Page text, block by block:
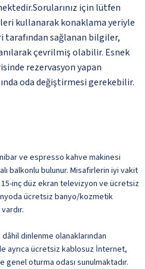
için lütfen
kullanarak konaklama yeriyle
sağlanan bilgiler,
çevrilmiş olabilir. Esnek
rezervasyon yapan
oda değiştirmesi gerekebilir.
ve espresso kahve makinesi
balkonlu bulunur. Misafirlerin iyi vakit
inç düz ekran televizyon ve ücretsiz
ücretsiz banyo/kozmetik
dinlenme olanaklarından
ayrıca ücretsiz kablosuz İnternet,
oturma odası sunulmaktadır.